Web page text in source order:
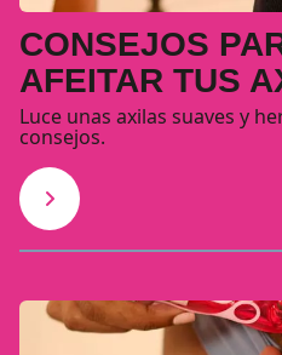
CONSEJOS
AFEITAR TUS
Luce unas axilas suaves y
consejos.